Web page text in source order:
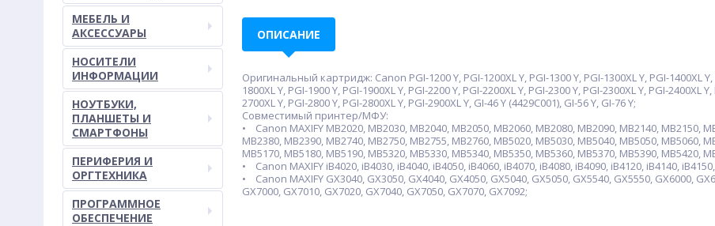
МЕБЕЛЬ И
АКСЕССУАРЫ
НОСИТЕЛИ
ИНФОРМАЦИИ
НОУТБУКИ,
ПЛАНШЕТЫ И
СМАРТФОНЫ
ПЕРИФЕРИЯ И
ОРГТЕХНИКА
ПРОГРАММНОЕ
ОБЕСПЕЧЕНИЕ
ОПИСАНИЕ
Оригинальный картридж: Canon PGI-1200 Y, PGI-1200XL Y, PGI-1300 Y, PGI-1300XL Y, PGI-1400XL Y,
1800XL Y, PGI-1900 Y, PGI-1900XL Y, PGI-2200 Y, PGI-2200XL Y, PGI-2300 Y, PGI-2300XL Y, PGI-2400XL
2700XL Y, PGI-2800 Y, PGI-2800XL Y, PGI-2900XL Y, GI-46 Y (4429C001), GI-56 Y, GI-76 Y;
Совместимый принтер/МФУ:
• Canon MAXIFY MB2020, MB2030, MB2040, MB2050, MB2060, MB2080, MB2090, MB2140, MB2150,
MB2380, MB2390, MB2740, MB2750, MB2755, MB2760, MB5020, MB5030, MB5040, MB5050, MB5060,
MB5170, MB5180, MB5190, MB5320, MB5330, MB5340, MB5350, MB5360, MB5370, MB5390, MB5420,
• Canon MAXIFY iB4020, iB4030, iB4040, iB4050, iB4060, iB4070, iB4080, iB4090, iB4120, iB4140,
• Canon MAXIFY GX3040, GX3050, GX4040, GX4050, GX5040, GX5050, GX5540, GX5550, GX6000,
GX7000, GX7010, GX7020, GX7040, GX7050, GX7070, GX7092;